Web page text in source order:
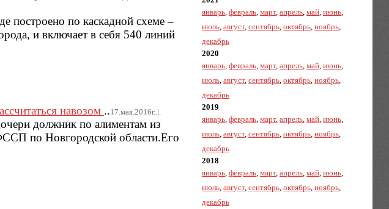
построено по каскадной схеме –
и включает в себя 540 линий
навозом ..17.мая.2016г..|.
должник по алиментам из
по Новгородской области.Его
январь,февраль,март,апрель,май,июнь,
июль,август,сентябрь,октябрь,ноябрь,
декабрь
2020
январь,февраль,март,апрель,май,июнь,
июль,август,сентябрь,октябрь,ноябрь,
декабрь
2019
январь,февраль,март,апрель,май,июнь,
июль,август,сентябрь,октябрь,ноябрь,
декабрь
2018
январь,февраль,март,апрель,май,июнь,
июль,август,сентябрь,октябрь,ноябрь,
декабрь